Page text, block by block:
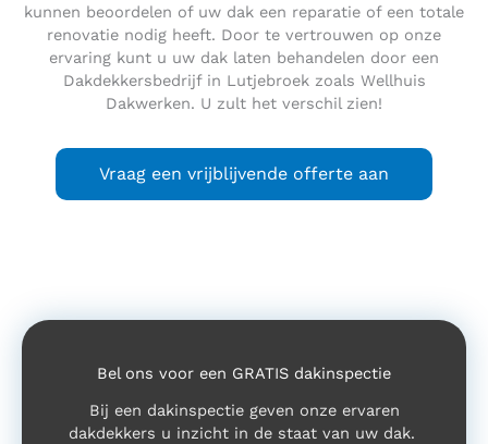
kunnen beoordelen of uw dak een reparatie of een totale
renovatie nodig heeft. Door te vertrouwen op onze
ervaring kunt u uw dak laten behandelen door een
Dakdekkersbedrijf in Lutjebroek zoals Wellhuis
Dakwerken. U zult het verschil zien!
Vraag een vrijblijvende offerte aan
Bel ons voor een GRATIS dakinspectie
Bij een dakinspectie geven onze ervaren
dakdekkers u inzicht in de staat van uw dak.